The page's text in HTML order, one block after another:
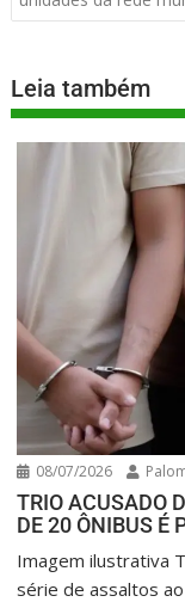
Leia também
08/07/2026
TRIO ACUSADO
DE 20 ÔNIBUS É
Imagem ilustrativa
série de assaltos